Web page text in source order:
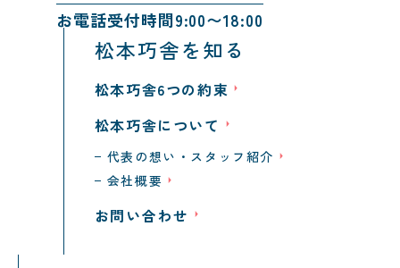
お電話受付時間9:00〜18:00
松本巧舎を知る
松本巧舎6つの約束
松本巧舎について
代表の想い・スタッフ紹介
会社概要
お問い合わせ